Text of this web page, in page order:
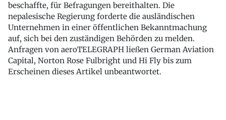
beschaffte, für Befragungen bereithalten. Die
nepalesische Regierung forderte die ausländischen
Unternehmen in einer öffentlichen Bekanntmachung
auf, sich bei den zuständigen Behörden zu melden.
Anfragen von aeroTELEGRAPH ließen German Aviation
Capital, Norton Rose Fulbright und Hi Fly bis zum
Erscheinen dieses Artikel unbeantwortet.